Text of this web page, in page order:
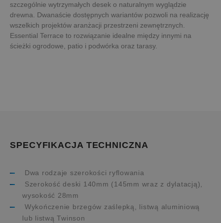
szczególnie wytrzymałych desek o naturalnym wyglądzie
drewna. Dwanaście dostępnych wariantów pozwoli na realizację
wszelkich projektów aranżacji przestrzeni zewnętrznych.
Essential Terrace to rozwiązanie idealne między innymi na
ścieżki ogrodowe, patio i podwórka oraz tarasy.
SPECYFIKACJA TECHNICZNA
Dwa rodzaje szerokości ryflowania
Szerokość deski 140mm (145mm wraz z dylatacją),
wysokość 28mm
Wykończenie brzegów zaślepką, listwą aluminiową
lub listwą Twinson